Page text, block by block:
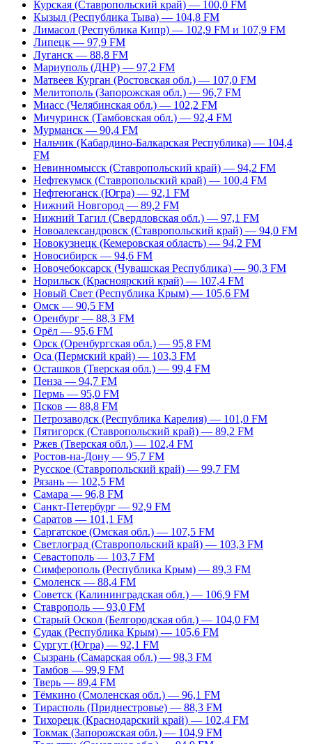
Курская (Ставропольский край) — 100,0 FM
Кызыл (Республика Тыва) — 104,8 FM
Лимасол (Республика Кипр) — 102,9 FM и 107,9 FM
Липецк — 97,9 FM
Луганск — 88,8 FM
Мариуполь (ДНР) — 97,2 FM
Матвеев Курган (Ростовская обл.) — 107,0 FM
Мелитополь (Запорожская обл.) — 96,7 FM
Миасс (Челябинская обл.) — 102,2 FM
Мичуринск (Тамбовская обл.) — 92,4 FM
Мурманск — 90,4 FM
Нальчик (Кабардино-Балкарская Республика) — 104,4
FM
Невинномысск (Ставропольский край) — 94,2 FM
Нефтекумск (Ставропольский край) — 100,4 FM
Нефтеюганск (Югра) — 92,1 FM
Нижний Новгород — 89,2 FM
Нижний Тагил (Свердловская обл.) — 97,1 FM
Новоалександровск (Ставропольский край) — 94,0 FM
Новокузнецк (Кемеровская область) — 94,2 FM
Новосибирск — 94,6 FM
Новочебоксарск (Чувашская Республика) — 90,3 FM
Норильск (Красноярский край) — 107,4 FM
Новый Свет (Республика Крым) — 105,6 FM
Омск — 90,5 FM
Оренбург — 88,3 FM
Орёл — 95,6 FM
Орск (Оренбургская обл.) — 95,8 FM
Оса (Пермский край) — 103,3 FM
Осташков (Тверская обл.) — 99,4 FM
Пенза — 94,7 FM
Пермь — 95,0 FM
Псков — 88,8 FM
Петрозаводск (Республика Карелия) — 101,0 FM
Пятигорск (Ставропольский край) — 89,2 FM
Ржев (Тверская обл.) — 102,4 FM
Ростов-на-Дону — 95,7 FM
Русское (Ставропольский край) — 99,7 FM
Рязань — 102,5 FM
Самара — 96,8 FM
Санкт-Петербург — 92,9 FM
Саратов — 101,1 FM
Саргатское (Омская обл.) — 107,5 FM
Светлоград (Ставропольский край) — 103,3 FM
Севастополь — 103,7 FM
Симферополь (Республика Крым) — 89,3 FM
Смоленск — 88,4 FM
Советск (Калининградская обл.) — 106,9 FM
Ставрополь — 93,0 FM
Старый Оскол (Белгородская обл.) — 104,0 FM
Судак (Республика Крым) — 105,6 FM
Сургут (Югра) — 92,1 FM
Сызрань (Самарская обл.) — 98,3 FM
Тамбов — 99,9 FM
Тверь — 89,4 FM
Тёмкино (Смоленская обл.) — 96,1 FM
Тирасполь (Приднестровье) — 88,3 FM
Тихорецк (Краснодарский край) — 102,4 FM
Токмак (Запорожская обл.) — 104,9 FM